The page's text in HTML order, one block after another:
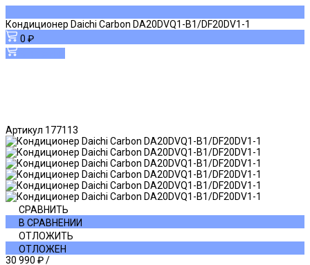
Кондиционер Daichi Carbon DA20DVQ1-B1/DF20DV1-1
0 ₽
Артикул 177113
СРАВНИТЬ
В СРАВНЕНИИ
ОТЛОЖИТЬ
ОТЛОЖЕН
30 990 ₽/